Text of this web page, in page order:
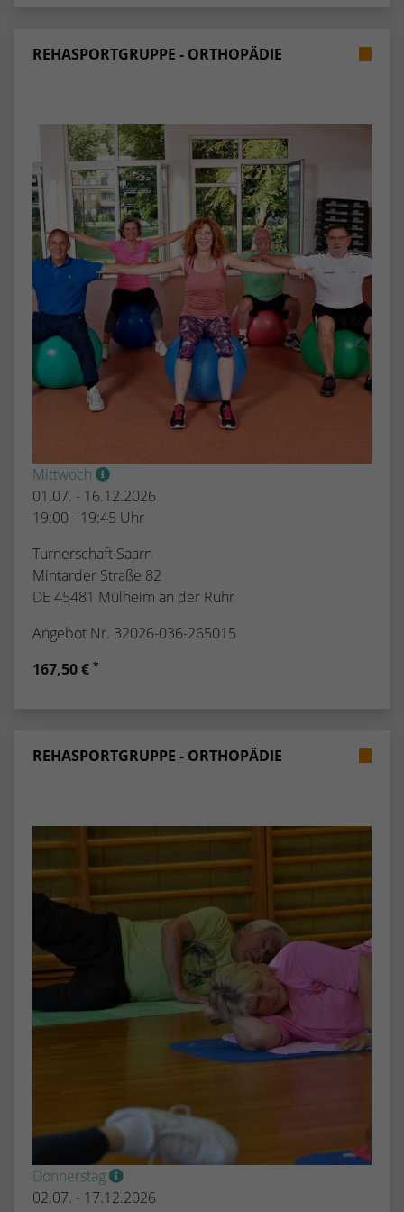
REHASPORTGRUPPE - ORTHOPÄDIE
Mittwoch
01.07. - 16.12.2026
19:00 - 19:45 Uhr
Turnerschaft Saarn
Mintarder Straße 82
DE 45481 Mülheim an der Ruhr
Angebot Nr. 32026-036-265015
167,50 € *
REHASPORTGRUPPE - ORTHOPÄDIE
Donnerstag
02.07. - 17.12.2026
Anbieter Google Analytics
Laufzeit 1 Minute
Zweck
Dieser Cookie identifiziert die Besucher
nach Alter, Geschlecht oder Interessen
und nutzt dazu den DoubleClick des
Google Tag Manager, um die gezielte
Anzeigenplatzierung zu vereinfachen.